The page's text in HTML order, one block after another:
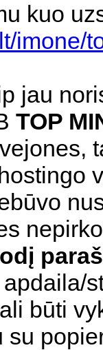
kuo
imone/
jau
TOP
būti
su